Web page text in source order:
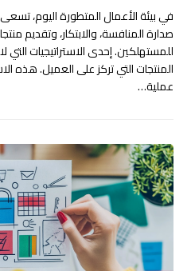
في بيئة الأعمال المتطورة اليوم،
صدارة المنافسة، والابتكار، وتقديم
للمستهلكين. إحدى الاستراتيجيات التي
المنتجات التي تركز على العميل. هذه
عملية…